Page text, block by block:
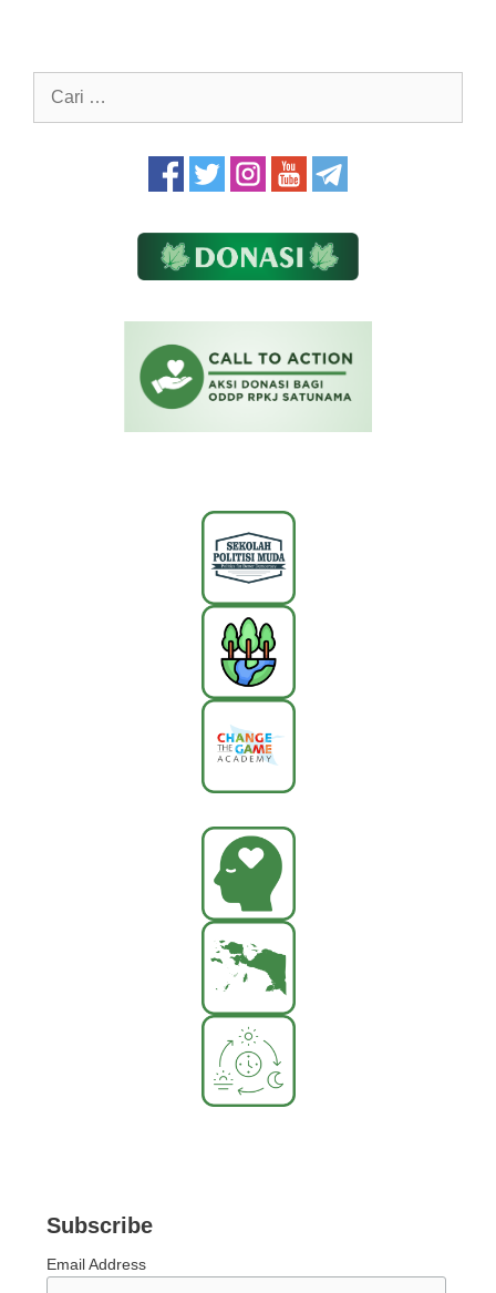
Cari
Subscribe
Email Address